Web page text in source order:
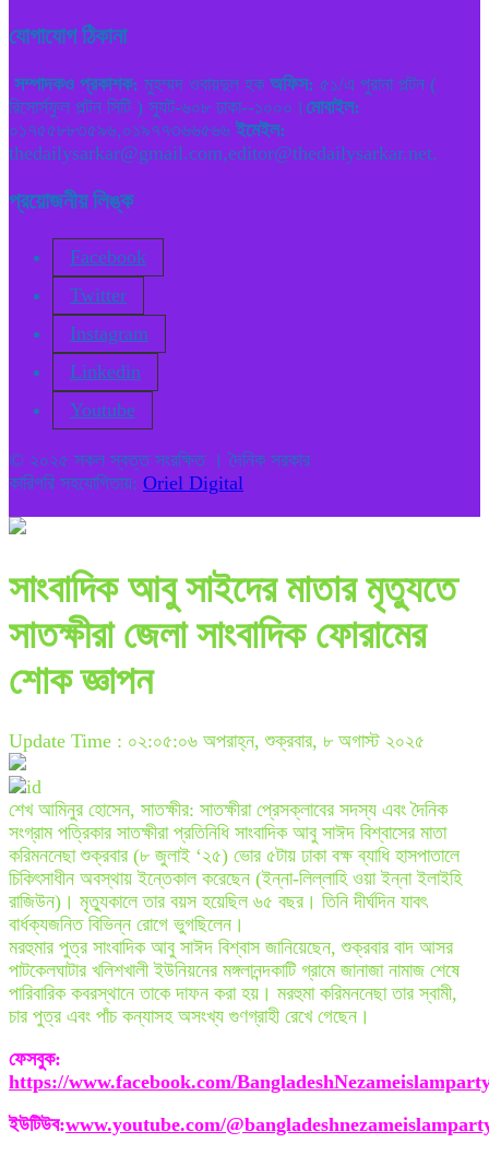
যোগাযোগ ঠিকানা
সম্পাদকও প্রকাশক: মুহম্মদ ওবায়দুল হক অফিস: ৫১/এ পুরানা পল্টন (
রিসোর্সফুল পল্টন সিটি ) স্যুট-৬০৮ ঢাকা--১০০০। মোবাইল:
০১৭৫৫৮৮৩৫৯৬,০১৯৭৭৩৬৬৫৬৬ ইমেইল:
thedailysarkar@gmail.com,editor@thedailysarkar.net.
প্রয়োজনীয় লিঙ্ক
Facebook
Twitter
Instagram
Linkedin
Youtube
© ২০২৫ সকল স্বত্ত সংরক্ষিত । দৈনিক সরকার
কারিগরি সহযোগিতায়: Oriel Digital
সাংবাদিক আবু সাইদের মাতার মৃত্যুতে
সাতক্ষীরা জেলা সাংবাদিক ফোরামের
শোক জ্ঞাপন
Update Time : ০২:০৫:০৬ অপরাহ্ন, শুক্রবার, ৮ অগাস্ট ২০২৫
শেখ আমিনুর হোসেন, সাতক্ষীর: সাতক্ষীরা প্রেসক্লাবের সদস্য এবং দৈনিক
সংগ্রাম পত্রিকার সাতক্ষীরা প্রতিনিধি সাংবাদিক আবু সাঈদ বিশ্বাসের মাতা
করিমননেছা শুক্রবার (৮ জুলাই ‘২৫) ভোর ৫টায় ঢাকা বক্ষ ব্যাধি হাসপাতালে
চিকিৎসাধীন অবস্থায় ইন্তেকাল করেছেন (ইন্না-লিল্লাহি ওয়া ইন্না ইলাইহি
রাজিউন)। মৃত্যুকালে তার বয়স হয়েছিল ৬৫ বছর। তিনি দীর্ঘদিন যাবৎ
বার্ধক্যজনিত বিভিন্ন রোগে ভুগছিলেন।
মরহুমার পুত্র সাংবাদিক আবু সাঈদ বিশ্বাস জানিয়েছেন, শুক্রবার বাদ আসর
পাটকেলঘাটার খলিশখালী ইউনিয়নের মঙ্গলানন্দকাটি গ্রামে জানাজা নামাজ শেষে
পারিবারিক কবরস্থানে তাকে দাফন করা হয়। মরহুমা করিমননেছা তার স্বামী,
চার পুত্র এবং পাঁচ কন্যাসহ অসংখ্য গুণগ্রাহী রেখে গেছেন।
ফেসবুক:
https://www.facebook.com/
ইউটিউব:www.youtube.com/